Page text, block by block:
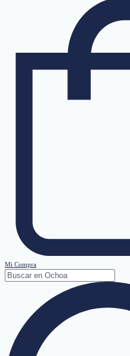
Mi Compra